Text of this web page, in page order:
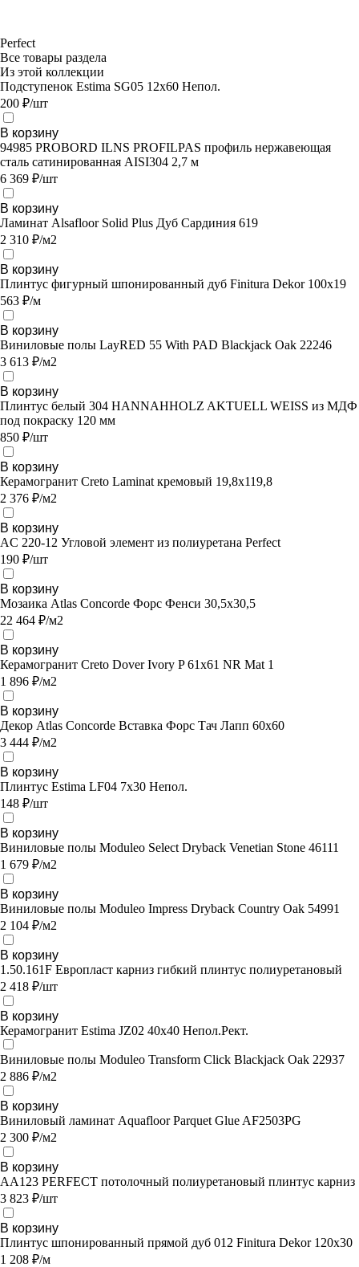
Perfect
Все товары раздела
Из этой коллекции
Подступенок Estima SG05 12x60 Непол.
200 ₽/шт
В корзину
94985 PROBORD ILNS PROFILPAS профиль нержавеющая
сталь сатинированная AISI304 2,7 м
6 369 ₽/шт
В корзину
Ламинат Alsafloor Solid Plus Дуб Сардиния 619
2 310 ₽/м2
В корзину
Плинтус фигурный шпонированный дуб Finitura Dekor 100x19
563 ₽/м
В корзину
Виниловые полы LayRED 55 With PAD Blackjack Oak 22246
3 613 ₽/м2
В корзину
Плинтус белый 304 HANNAHHOLZ AKTUELL WEISS из МДФ
под покраску 120 мм
850 ₽/шт
В корзину
Керамогранит Creto Laminat кремовый 19,8х119,8
2 376 ₽/м2
В корзину
AC 220-12 Угловой элемент из полиуретана Perfect
190 ₽/шт
В корзину
Мозаика Atlas Concorde Форс Фенси 30,5х30,5
22 464 ₽/м2
В корзину
Керамогранит Creto Dover Ivory P 61x61 NR Mat 1
1 896 ₽/м2
В корзину
Декор Atlas Concorde Вставка Форс Тач Лапп 60х60
3 444 ₽/м2
В корзину
Плинтус Estima LF04 7x30 Непол.
148 ₽/шт
В корзину
Виниловые полы Moduleo Select Dryback Venetian Stone 46111
1 679 ₽/м2
В корзину
Виниловые полы Moduleo Impress Dryback Country Oak 54991
2 104 ₽/м2
В корзину
1.50.161F Европласт карниз гибкий плинтус полиуретановый
2 418 ₽/шт
В корзину
Керамогранит Estima JZ02 40x40 Непол.Рект.
Виниловые полы Moduleo Transform Click Blackjack Oak 22937
2 886 ₽/м2
В корзину
Виниловый ламинат Aquafloor Parquet Glue AF2503PG
2 300 ₽/м2
В корзину
AA123 PERFECT потолочный полиуретановый плинтус карниз
3 823 ₽/шт
В корзину
Плинтус шпонированный прямой дуб 012 Finitura Dekor 120х30
1 208 ₽/м